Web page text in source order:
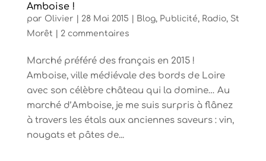
Amboise !
par Olivier | 28 Mai 2015 | Blog, Publicité, Radio, St
Morêt | 2 commentaires
Marché préféré des français en 2015 !
Amboise, ville médiévale des bords de Loire
avec son célèbre château qui la domine… Au
marché d’Amboise, je me suis surpris à flânez
à travers les étals aux anciennes saveurs : vin,
nougats et pâtes de...